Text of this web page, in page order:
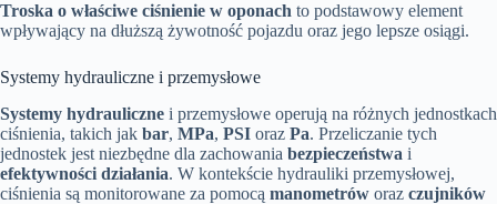
Troska o właściwe ciśnienie w oponach to podstawowy element
wpływający na dłuższą żywotność pojazdu oraz jego lepsze osiągi.
Systemy hydrauliczne i przemysłowe
Systemy hydrauliczne i przemysłowe operują na różnych jednostkach
ciśnienia, takich jak bar, MPa, PSI oraz Pa. Przeliczanie tych
jednostek jest niezbędne dla zachowania bezpieczeństwa i
efektywności działania. W kontekście hydrauliki przemysłowej,
ciśnienia są monitorowane za pomocą manometrów oraz czujników